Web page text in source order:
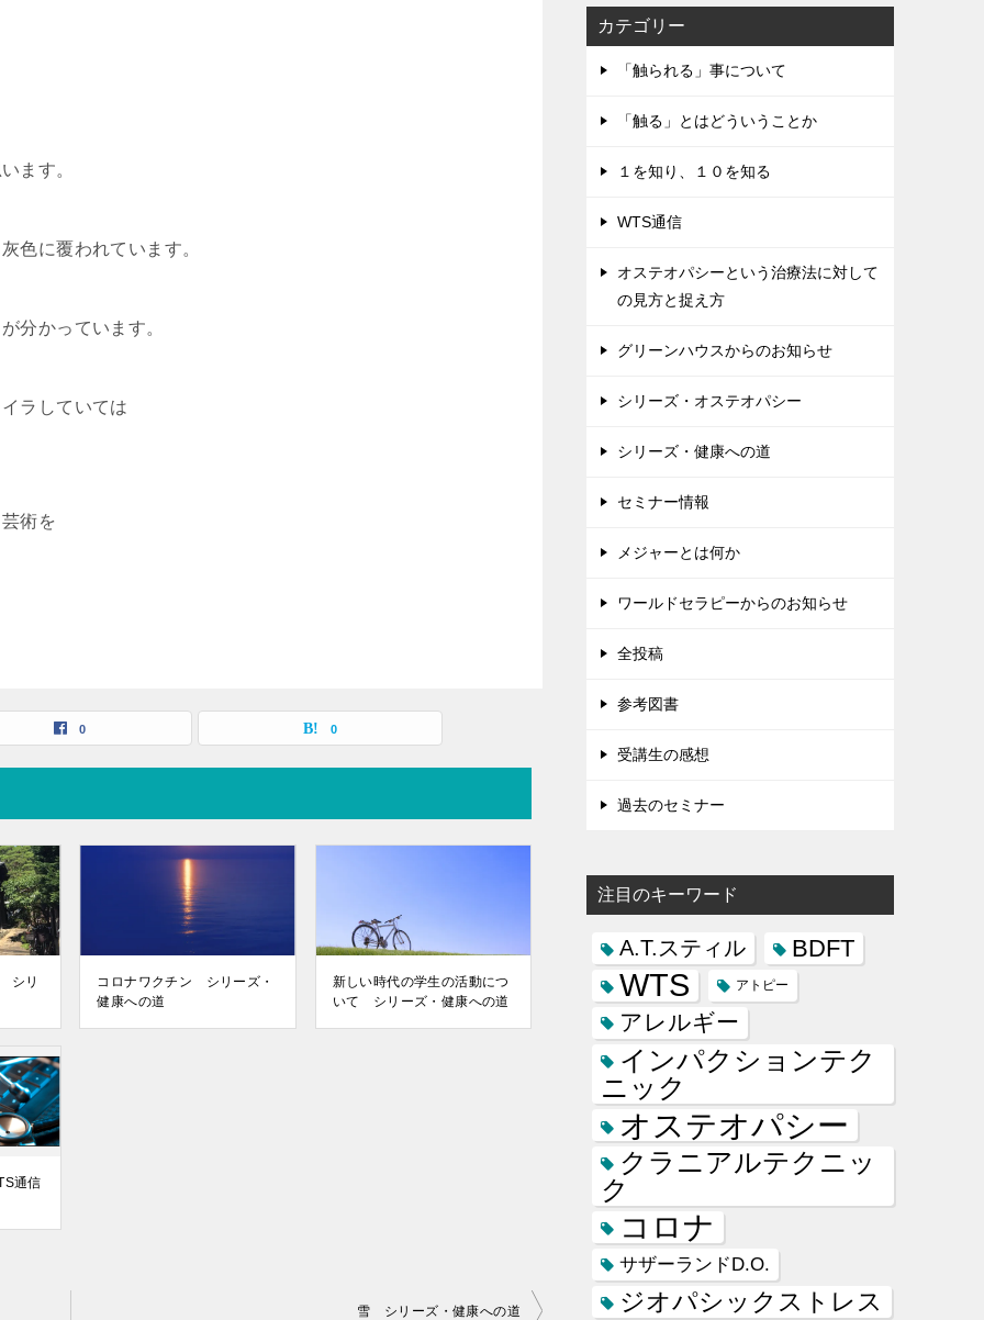
ます。
色に覆われています。
分かっています。
ラしていては
術を
0 0
シリ
コロナワクチン シリーズ・
健康への道
新しい時代の学生の活動につ
いて シリーズ・健康への道
通信
雪 シリーズ・健康への道
カテゴリー
「触られる」事について
「触る」とはどういうことか
１を知り、１０を知る
WTS通信
オステオパシーという治療法に対して
の見方と捉え方
グリーンハウスからのお知らせ
シリーズ・オステオパシー
シリーズ・健康への道
セミナー情報
メジャーとは何か
ワールドセラピーからのお知らせ
全投稿
参考図書
受講生の感想
過去のセミナー
注目のキーワード
A.T.スティル BDFT
WTS アトピー
アレルギー
インパクションテク
ニック
オステオパシー
クラニアルテクニッ
ク
コロナ
サザーランドD.O.
ジオパシックストレス